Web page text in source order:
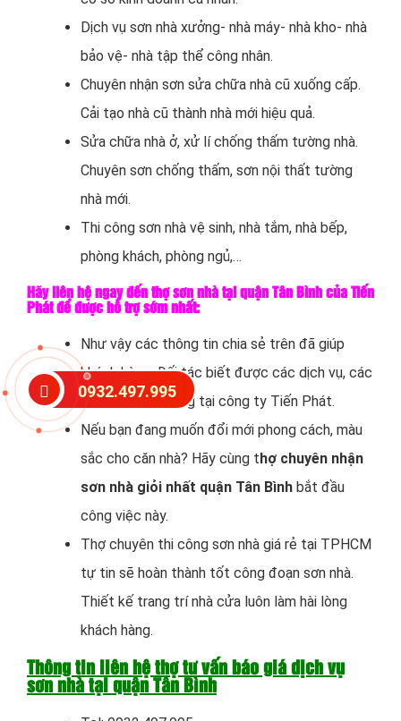
Dịch vụ sơn nhà xưởng- nhà máy- nhà kho- nhà
bảo vệ- nhà tập thể công nhân.
Chuyên nhận sơn sửa chữa nhà cũ xuống cấp.
Cải tạo nhà cũ thành nhà mới hiệu quả.
Sửa chữa nhà ở, xử lí chống thấm tường nhà.
Chuyên sơn chống thấm, sơn nội thất tường
nhà mới.
Thi công sơn nhà vệ sinh, nhà tắm, nhà bếp,
phòng khách, phòng ngủ,…
Hãy liên hệ ngay đến thợ sơn nhà tại quận Tân Bình của Tiến
Phát để được hỗ trợ sớm nhất:
Như vậy các thông tin chia sẻ trên đã giúp
khách hàng. Đối tác biết được các dịch vụ, các
hạng mục thi công tại công ty Tiến Phát.
Nếu bạn đang muốn đổi mới phong cách, màu
sắc cho căn nhà? Hãy cùng t hợ chuyên nhận
sơn nhà giỏi nhất quận Tân Bình bắt đầu
công việc này.
Thợ chuyên thi công sơn nhà giá rẻ tại TPHCM
tự tin sẽ hoàn thành tốt công đoạn sơn nhà.
Thiết kế trang trí nhà cửa luôn làm hài lòng
khách hàng.
Thông tin liên hệ thợ tư vấn báo giá dịch vụ
sơn nhà tại quận Tân Bình
0932.497.995